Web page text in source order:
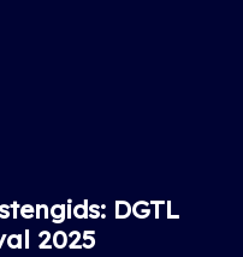
DGTL
2025